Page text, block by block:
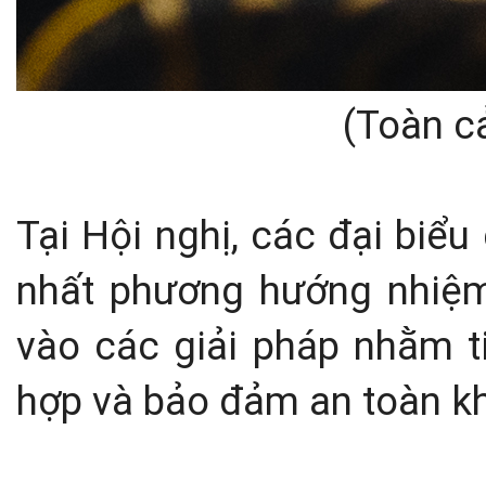
(Toàn
Tại Hội nghị, các đại
nhất phương hướng
vào các giải pháp nhằm
hợp và bảo đảm an toàn